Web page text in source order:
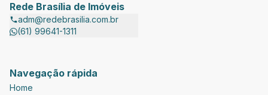
Rede Brasília de Imóveis
adm@redebrasilia.com.br
(61) 99641-1311
Navegação rápida
Home